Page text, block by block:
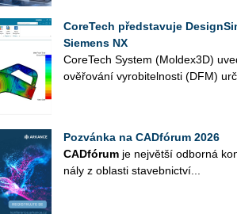
CoreTech představuje
Siemens NX
Co­re­Tech Sys­tem (Mol­dex­3D)
ově­řo­vá­ní vy­ro­bi­tel­nos­ti (DFM)
Pozvánka na CADfórum 2026
CAD­fó­rum je nej­vět­ší od­bor­ná
ná­ly z ob­las­ti sta­veb­nic­tví...